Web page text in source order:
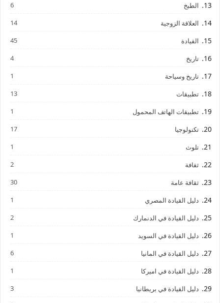
الطبخ 6
العلاقة الزوجية 14
القيادة 45
تاريخ 4
تاريخ وسياحة 1
تطبيقات 13
تطبيقات الهاتف المحمول 1
تكنولوجيا 17
تلوث 1
ثقافة 2
ثقافة عامة 30
دليل القيادة المصري 1
دليل القيادة في الدنمارك 2
دليل القيادة في السويد 1
دليل القيادة في المانيا 6
دليل القيادة في اميركا 1
دليل القيادة في بريطانيا 3